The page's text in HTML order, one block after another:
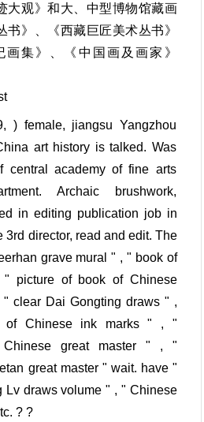
大观》和大、中型博物馆藏画
书》、《西藏巨匠美术丛书》
集》、《中国画及画家》
) female, jiangsu Yangzhou
art history is talked. Was
central academy of fine arts
Archaic brushwork,
in editing publication job in
3rd director, read and edit. The
grave mural " , " book of
picture of book of Chinese
clear Dai Gongting draws " ,
of Chinese ink marks " , "
great master " , "
great master " wait. have "
Lv draws volume " , " Chinese
? ?